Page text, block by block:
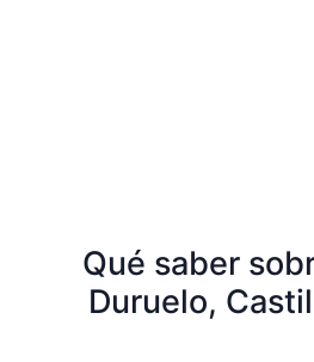
Qué saber
Duruelo,